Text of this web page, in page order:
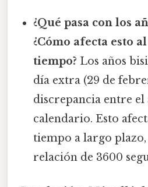
¿Qué pasa con los
¿Cómo afecta esto
tiempo? Los años
día extra (29 de
discrepancia entre el
calendario. Esto
tiempo a largo
relación de 3600